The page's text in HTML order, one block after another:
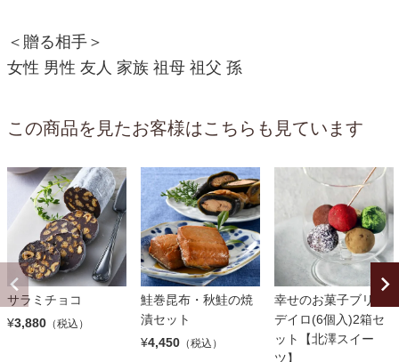
＜贈る相手＞
女性 男性 友人 家族 祖母 祖父 孫
この商品を見たお客様はこちらも見ています
サラミチョコ
¥3,880 （税込）
鮭巻昆布・秋鮭の焼
漬セット
¥4,450 （税込）
幸せのお菓子ブリガ
デイロ(6個入)2箱セ
ット【北澤スイー
ツ】